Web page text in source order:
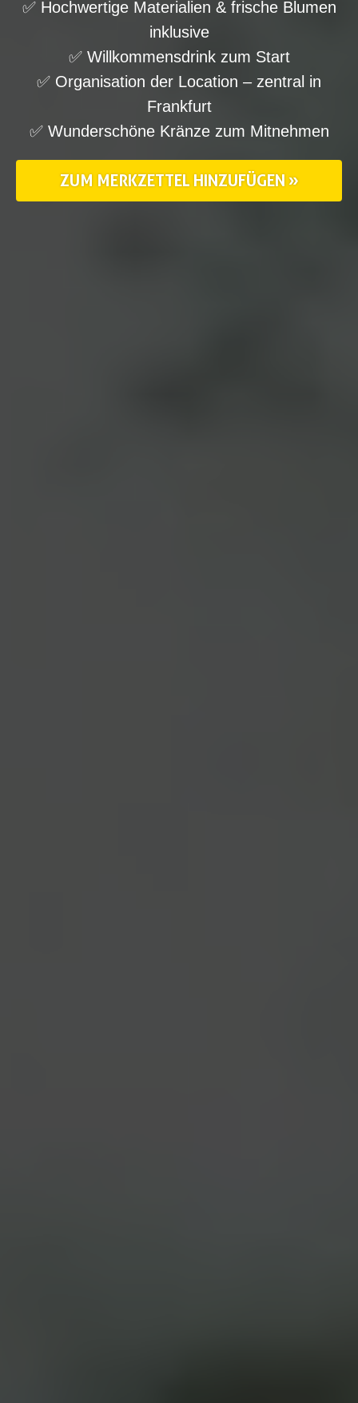
✅ Hochwertige Materialien & frische Blumen
inklusive
✅ Willkommensdrink zum Start
✅ Organisation der Location – zentral in
Frankfurt
✅ Wunderschöne Kränze zum Mitnehmen
ZUM MERKZETTEL HINZUFÜGEN »